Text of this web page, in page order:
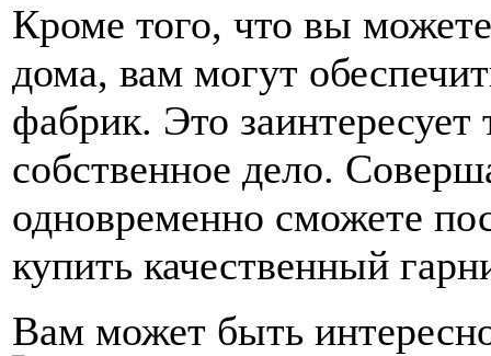
Кроме того, что вы
дома, вам могут
фабрик. Это заинтересует
собственное дело.
одновременно сможете
купить качественный
Вам может быть